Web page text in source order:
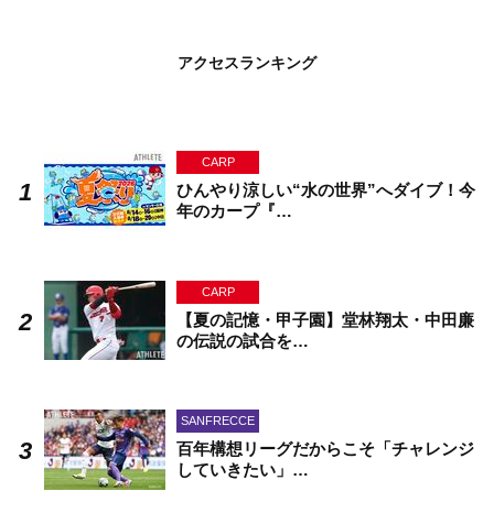
アクセスランキング
CARP
ひんやり涼しい“水の世界”へダイブ！今
年のカープ『…
CARP
【夏の記憶・甲子園】堂林翔太・中田廉
の伝説の試合を…
SANFRECCE
百年構想リーグだからこそ「チャレンジ
していきたい」…